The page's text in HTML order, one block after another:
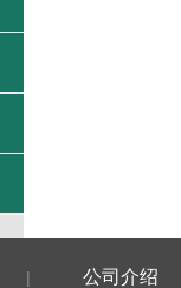
| 公司介绍